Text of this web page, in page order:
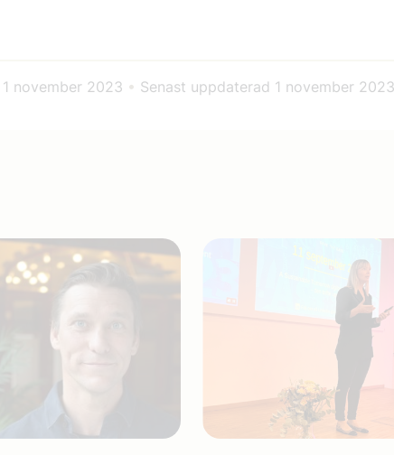
1 november 2023 • Senast uppdaterad 1 november 2023